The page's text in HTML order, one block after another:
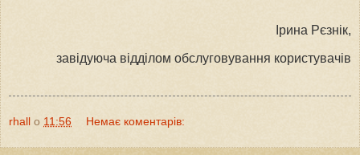
Ірина Рєзнік,
завідуюча відділом обслуговування користувачів
rhall о 11:56 Немає коментарів: